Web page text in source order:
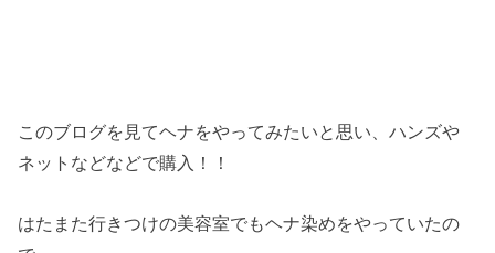
このブログを見てヘナをやってみたいと思い、ハンズや
ネットなどなどで購入！！
はたまた行きつけの美容室でもヘナ染めをやっていたの